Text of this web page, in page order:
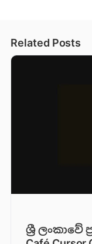
Related Posts
ශ්‍රී